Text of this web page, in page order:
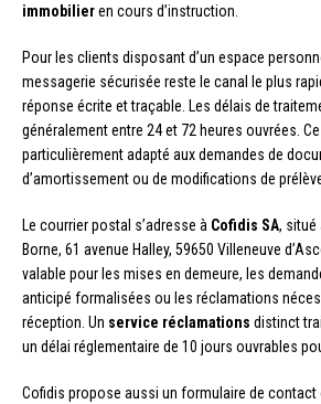
immobilieren cours d’instruction.
Pour les clients disposant d’un espace
messagerie sécurisée reste le canal le plus
réponse écrite et traçable. Les délais de
généralement entre 24 et 72 heures ouvrées.
particulièrement adapté aux demandes de
d’amortissement ou de modifications de
Le courrier postal s’adresse à Cofidis SA, situé
Borne, 61 avenue Halley, 59650 Villeneuve
valable pour les mises en demeure, les
anticipé formalisées ou les réclamations
réception. Un service réclamations distinct
un délai réglementaire de 10 jours ouvrables
Cofidis propose aussi un formulaire de contact